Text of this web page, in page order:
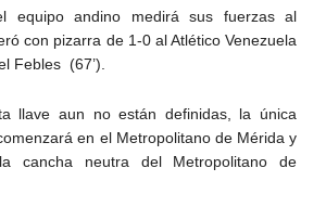
equipo andino medirá sus fuerzas al
con pizarra de 1-0 al Atlético Venezuela
Febles (67’).
llave aun no están definidas, la única
en el Metropolitano de Mérida y
cancha neutra del Metropolitano de